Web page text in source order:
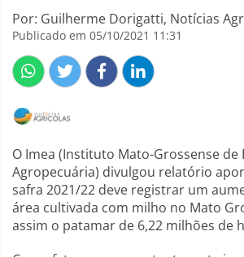
Por: Guilherme Dorigatti, Notícias
Publicado em 05/10/2021 11:31
O Imea (Instituto Mato-Grossense de
Agropecuária) divulgou relatório
safra 2021/22 deve registrar um
área cultivada com milho no Mato
assim o patamar de 6,22 milhões de